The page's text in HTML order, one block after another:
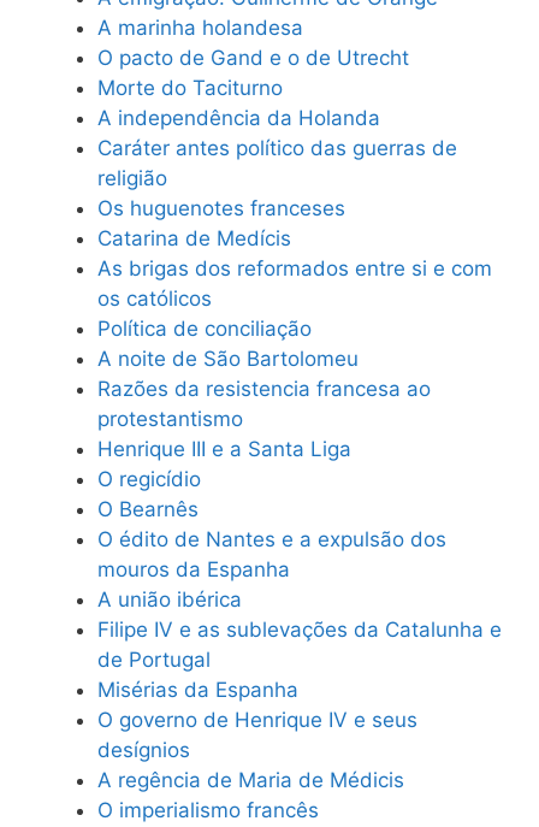
A marinha holandesa
O pacto de Gand e o de Utrecht
Morte do Taciturno
A independência da Holanda
Caráter antes político das guerras de
religião
Os huguenotes franceses
Catarina de Medícis
As brigas dos reformados entre si e com
os católicos
Política de conciliação
A noite de São Bartolomeu
Razões da resistencia francesa ao
protestantismo
Henrique III e a Santa Liga
O regicídio
O Bearnês
O édito de Nantes e a expulsão dos
mouros da Espanha
A união ibérica
Filipe IV e as sublevações da Catalunha e
de Portugal
Misérias da Espanha
O governo de Henrique IV e seus
desígnios
A regência de Maria de Médicis
O imperialismo francês